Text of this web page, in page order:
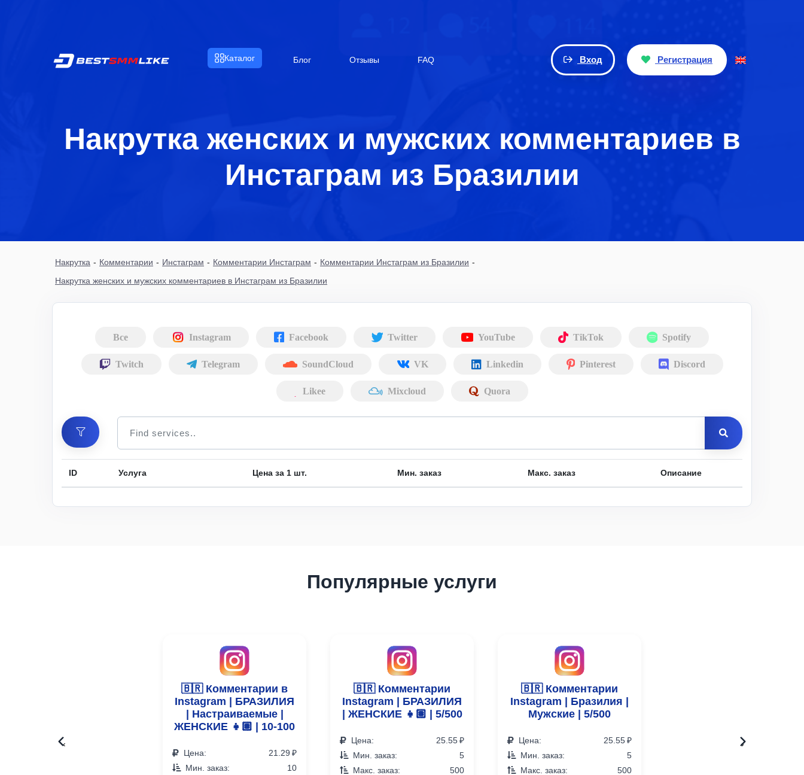
Каталог Блог Отзывы FAQ Вход Регистрация
Накрутка женских и мужских комментариев в
Инстаграм из Бразилии
Накрутка - Комментарии - Инстаграм - Комментарии Инстаграм - Комментарии Инстаграм из Бразилии -
Накрутка женских и мужских комментариев в Инстаграм из Бразилии
Все Instagram Facebook Twitter YouTube TikTok Spotify
Twitch Telegram SoundCloud VK Linkedin Pinterest Discord
Likee Mixcloud Quora
ID Услуга Цена за 1 шт. Мин. заказ Макс. заказ Описание
Популярные услуги
‹
🇧🇷 Комментарии в
Instagram | БРАЗИЛИЯ
| Настраиваемые |
ЖЕНСКИЕ 👧🏽 | 10-100
Цена:
21.29 ₽
Мин. заказ:
10
🇧🇷 Комментарии
Instagram | БРАЗИЛИЯ
| ЖЕНСКИЕ 👧🏽 | 5/500
Цена:
25.55 ₽
Мин. заказ:
5
Макс. заказ:
500
🇧🇷 Комментарии
Instagram | Бразилия |
Мужские | 5/500
Цена:
25.55 ₽
Мин. заказ:
5
Макс. заказ:
500
›